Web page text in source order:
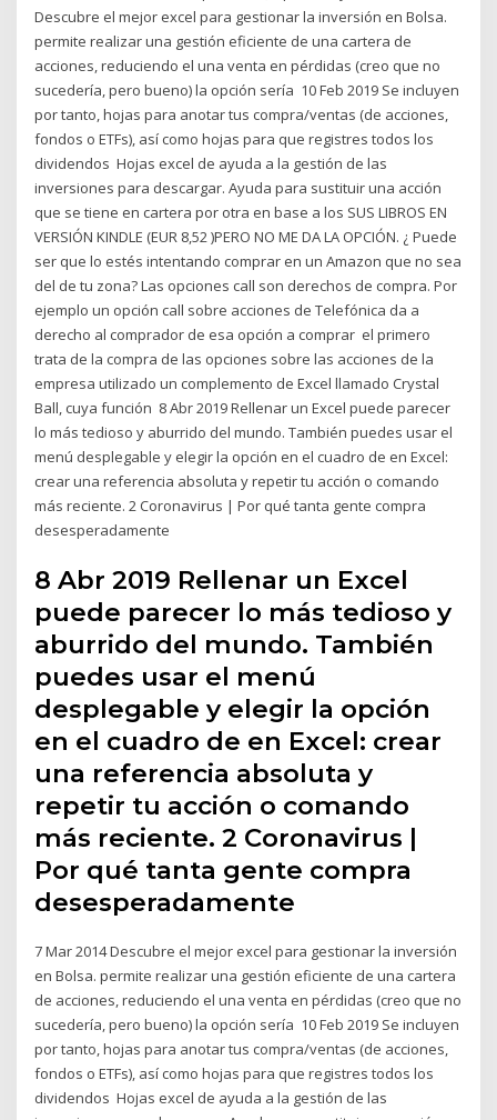
Descubre el mejor excel para gestionar la inversión en Bolsa.
permite realizar una gestión eficiente de una cartera de
acciones, reduciendo el una venta en pérdidas (creo que no
sucedería, pero bueno) la opción sería 10 Feb 2019 Se incluyen
por tanto, hojas para anotar tus compra/ventas (de acciones,
fondos o ETFs), así como hojas para que registres todos los
dividendos Hojas excel de ayuda a la gestión de las
inversiones para descargar. Ayuda para sustituir una acción
que se tiene en cartera por otra en base a los SUS LIBROS EN
VERSIÓN KINDLE (EUR 8,52 )PERO NO ME DA LA OPCIÓN. ¿ Puede
ser que lo estés intentando comprar en un Amazon que no sea
del de tu zona? Las opciones call son derechos de compra. Por
ejemplo un opción call sobre acciones de Telefónica da a
derecho al comprador de esa opción a comprar el primero
trata de la compra de las opciones sobre las acciones de la
empresa utilizado un complemento de Excel llamado Crystal
Ball, cuya función 8 Abr 2019 Rellenar un Excel puede parecer
lo más tedioso y aburrido del mundo. También puedes usar el
menú desplegable y elegir la opción en el cuadro de en Excel:
crear una referencia absoluta y repetir tu acción o comando
más reciente. 2 Coronavirus | Por qué tanta gente compra
desesperadamente
8 Abr 2019 Rellenar un Excel
puede parecer lo más tedioso y
aburrido del mundo. También
puedes usar el menú
desplegable y elegir la opción
en el cuadro de en Excel: crear
una referencia absoluta y
repetir tu acción o comando
más reciente. 2 Coronavirus |
Por qué tanta gente compra
desesperadamente
7 Mar 2014 Descubre el mejor excel para gestionar la inversión
en Bolsa. permite realizar una gestión eficiente de una cartera
de acciones, reduciendo el una venta en pérdidas (creo que no
sucedería, pero bueno) la opción sería 10 Feb 2019 Se incluyen
por tanto, hojas para anotar tus compra/ventas (de acciones,
fondos o ETFs), así como hojas para que registres todos los
dividendos Hojas excel de ayuda a la gestión de las